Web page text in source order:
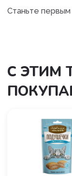
Станьте
С ЭТИМ